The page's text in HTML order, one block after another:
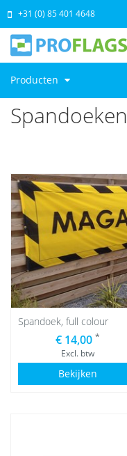
Producten
+31 (0) 85 401 4648
Spandoeken
Spandoek, full colour
€ 14,00 *
Excl. btw
Bekijken